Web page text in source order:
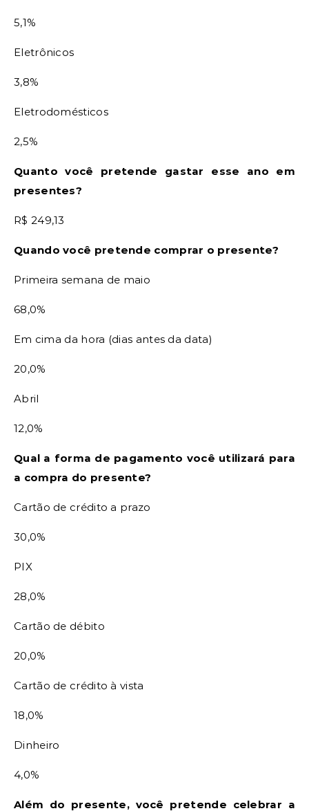
5,1%
Eletrônicos
3,8%
Eletrodomésticos
2,5%
Quanto você pretende gastar esse ano em
presentes?
R$ 249,13
Quando você pretende comprar o presente?
Primeira semana de maio
68,0%
Em cima da hora (dias antes da data)
20,0%
Abril
12,0%
Qual a forma de pagamento você utilizará para
a compra do presente?
Cartão de crédito a prazo
30,0%
PIX
28,0%
Cartão de débito
20,0%
Cartão de crédito à vista
18,0%
Dinheiro
4,0%
Além do presente, você pretende celebrar a